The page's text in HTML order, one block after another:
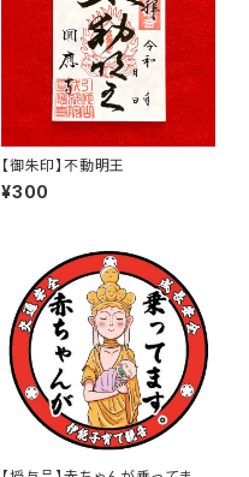
【御朱印】不動明王
¥300